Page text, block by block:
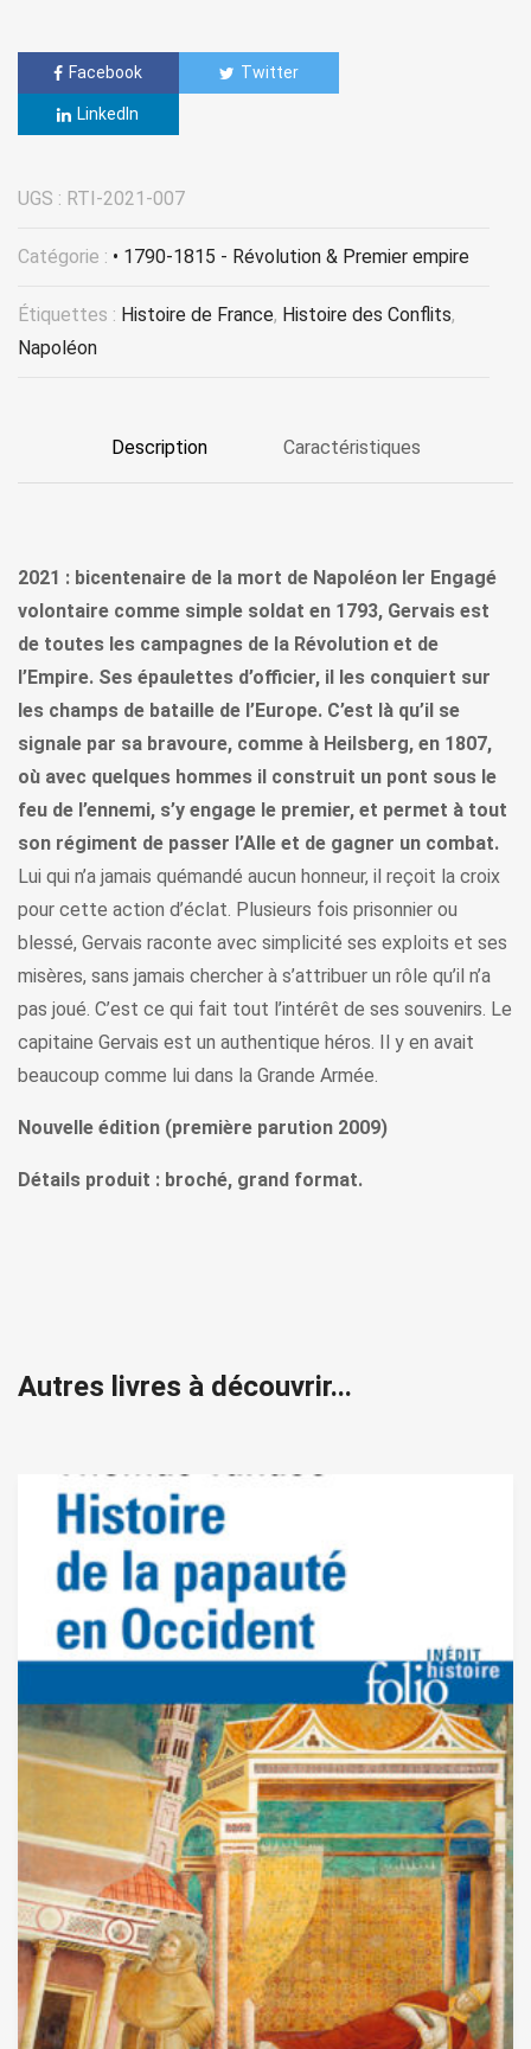
Facebook Twitter
LinkedIn
UGS : RTI-2021-007
Catégorie : • 1790-1815 - Révolution & Premier empire
Étiquettes : Histoire de France, Histoire des Conflits,
Napoléon
Description Caractéristiques
2021 : bicentenaire de la mort de Napoléon Ier Engagé
volontaire comme simple soldat en 1793, Gervais est
de toutes les campagnes de la Révolution et de
l’Empire. Ses épaulettes d’officier, il les conquiert sur
les champs de bataille de l’Europe. C’est là qu’il se
signale par sa bravoure, comme à Heilsberg, en 1807,
où avec quelques hommes il construit un pont sous le
feu de l’ennemi, s’y engage le premier, et permet à tout
son régiment de passer l’Alle et de gagner un combat.
Lui qui n’a jamais quémandé aucun honneur, il reçoit la croix
pour cette action d’éclat. Plusieurs fois prisonnier ou
blessé, Gervais raconte avec simplicité ses exploits et ses
misères, sans jamais chercher à s’attribuer un rôle qu’il n’a
pas joué. C’est ce qui fait tout l’intérêt de ses souvenirs. Le
capitaine Gervais est un authentique héros. Il y en avait
beaucoup comme lui dans la Grande Armée.
Nouvelle édition (première parution 2009)
Détails produit : broché, grand format.
Autres livres à découvrir...